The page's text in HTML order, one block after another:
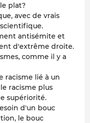
plat?
avec de vrais
antisémite et
d'extrême droite.
comme il y a
racisme lié à un
racisme plus
supériorité.
d'un bouc
le bouc